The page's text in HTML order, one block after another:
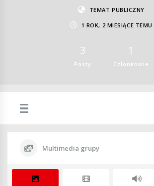
TEMAT PUBLICZNY
1 ROK, 2 MIESIĄCE TEMU
3
Posty
1
Członkowie
Multimedia grupy